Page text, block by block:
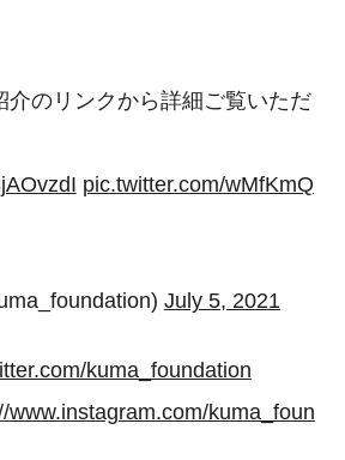
介のリンクから詳細ご覧いただ
pic.twitter.com/wMfKmQ
July 5, 2021
kuma_foundation
www.instagram.com/kuma_foun